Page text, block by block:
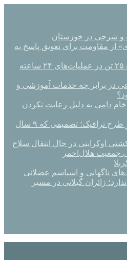
از مقاومت برای تعویق پاسخ به
فوت ۴ نفر و مصدومیت ۲۵ تن در عملیات‌های ۲۴ ساعته
در برابر چه خدمات آموزشی و
خام دامی به دلیل رعایت نکردن
موتورسیکلت‌ها پشت درِ طرح ترافیک؛ تصمیمی که ۹ سال
جمعیت هلال‌احمر
ناگهانی و اسپاسم عضلانی
زائران گیلانی در مسیر